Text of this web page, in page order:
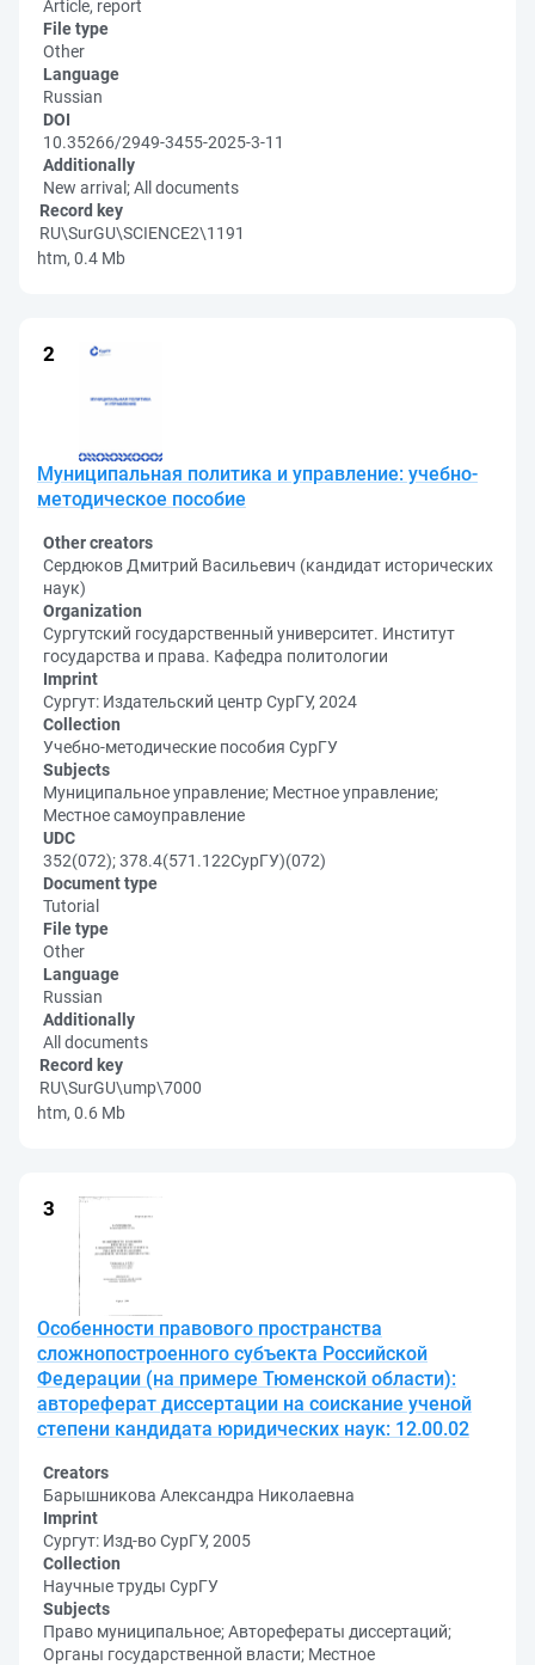
Article, report
File type
Other
Language
Russian
DOI
10.35266/2949-3455-2025-3-11
Additionally
New arrival; All documents
Record key
RU\SurGU\SCIENCE2\1191
htm, 0.4 Mb
Муниципальная политика и управление: учебно-
методическое пособие
Other creators
Сердюков Дмитрий Васильевич (кандидат исторических
наук)
Organization
Сургутский государственный университет. Институт
государства и права. Кафедра политологии
Imprint
Сургут: Издательский центр СурГУ, 2024
Collection
Учебно-методические пособия СурГУ
Subjects
Муниципальное управление; Местное управление;
Местное самоуправление
UDC
352(072); 378.4(571.122СурГУ)(072)
Document type
Tutorial
File type
Other
Language
Russian
Additionally
All documents
Record key
RU\SurGU\ump\7000
htm, 0.6 Mb
Особенности правового пространства
сложнопостроенного субъекта Российской
Федерации (на примере Тюменской области):
автореферат диссертации на соискание ученой
степени кандидата юридических наук: 12.00.02
Creators
Барышникова Александра Николаевна
Imprint
Сургут: Изд-во СурГУ, 2005
Collection
Научные труды СурГУ
Subjects
Право муниципальное; Авторефераты диссертаций;
Органы государственной власти; Местное